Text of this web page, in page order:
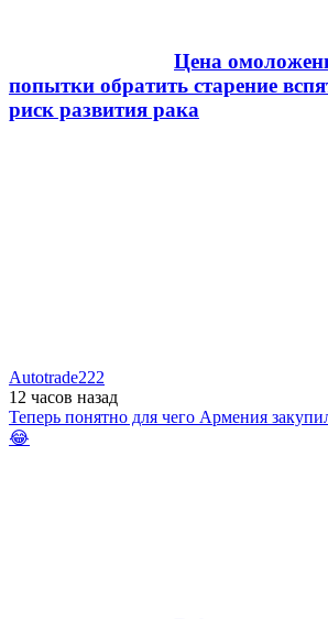
Цена
попытки обратить старение
риск развития рака
Autotrade222
12 часов назад
Теперь понятно для чего Армения
😂